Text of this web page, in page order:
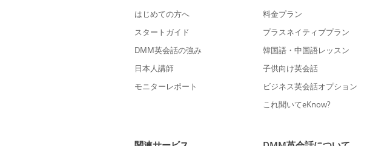
はじめての方へ
スタートガイド
DMM英会話の強み
日本人講師
モニターレポート
料金プラン
プラスネイティブプラン
韓国語・中国語レッスン
子供向け英会話
ビジネス英会話オプション
これ聞いてeKnow?